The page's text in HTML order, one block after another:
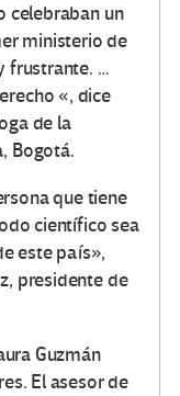
celebraban un
ministerio de
frustrante. …
«, dice
de la
Bogotá.
que tiene
científico sea
este país»,
presidente de
Guzmán
El asesor de